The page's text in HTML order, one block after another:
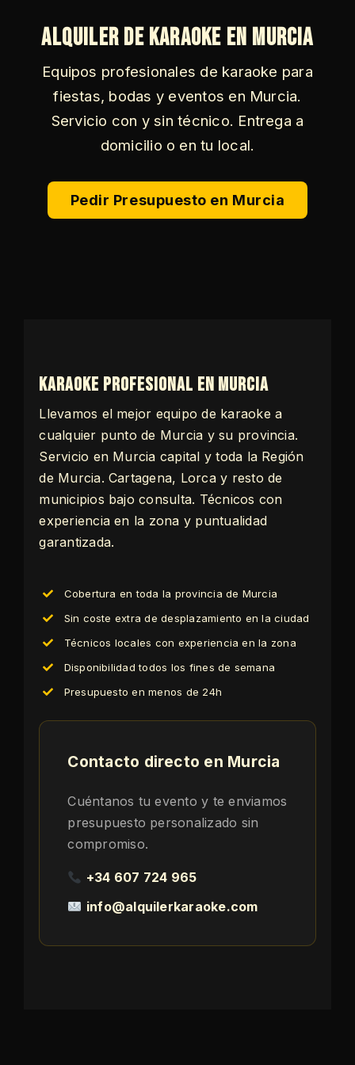
Alquiler de Karaoke en Murcia
Equipos profesionales de karaoke para
fiestas, bodas y eventos en Murcia.
Servicio con y sin técnico. Entrega a
domicilio o en tu local.
Pedir Presupuesto en Murcia
Karaoke profesional en Murcia
Llevamos el mejor equipo de karaoke a
cualquier punto de Murcia y su provincia.
Servicio en Murcia capital y toda la Región
de Murcia. Cartagena, Lorca y resto de
municipios bajo consulta. Técnicos con
experiencia en la zona y puntualidad
garantizada.
Cobertura en toda la provincia de Murcia
Sin coste extra de desplazamiento en la ciudad
Técnicos locales con experiencia en la zona
Disponibilidad todos los fines de semana
Presupuesto en menos de 24h
Contacto directo en Murcia
Cuéntanos tu evento y te enviamos
presupuesto personalizado sin
compromiso.
+34 607 724 965
info@alquilerkaraoke.com